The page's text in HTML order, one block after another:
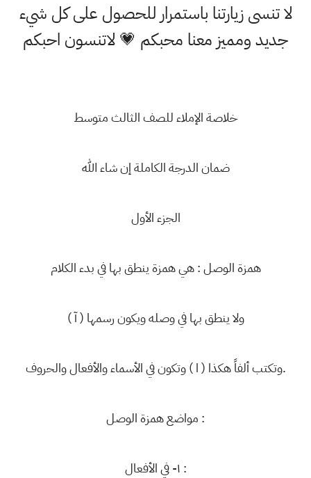
لا تنسى زيارتنا باستمرار للحصول على كل شيء
جديد ومميز معنا محبكم 💗 لاتنسون احبكم
خلاصة الإملاء للصف الثالث متوسط
ضمان الدرجة الكاملة إن شاء الله
الجزء الأول
همزة الوصل : هي همزة ينطق بها في بدء الكلام
ولا ينطق بها في وصله ويكون رسمها ( آ )
وتكتب ألفاً هكذا ( ا ) وتكون في الأسماء والأفعال والحروف.
مواضع همزة الوصل :
١- في الأفعال :